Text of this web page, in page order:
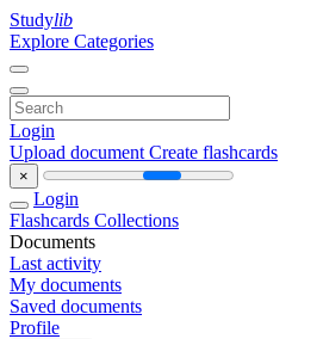
Studylib
Explore Categories
Login
Upload document Create flashcards
×
Login
Flashcards Collections
Documents
Last activity
My documents
Saved documents
Profile